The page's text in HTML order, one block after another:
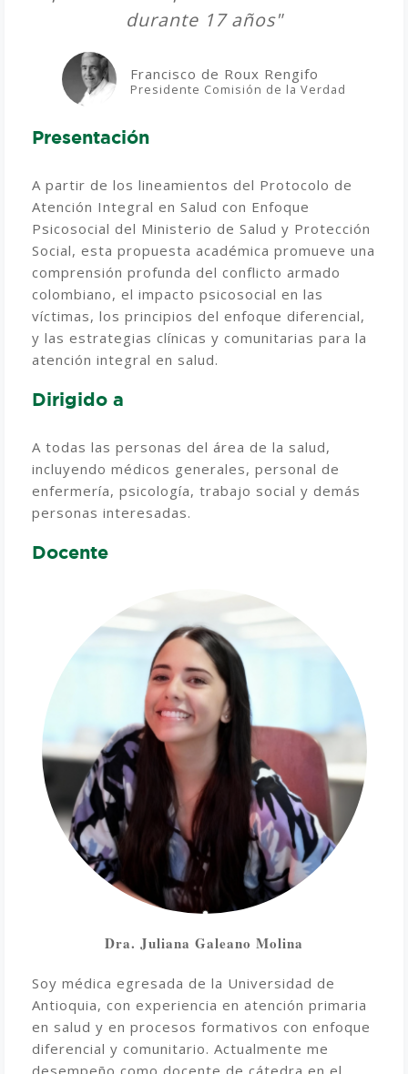
durante 17 años"
Francisco de Roux Rengifo
Presidente Comisión de la Verdad
Presentación
A partir de los lineamientos del Protocolo de
Atención Integral en Salud con Enfoque
Psicosocial del Ministerio de Salud y Protección
Social, esta propuesta académica promueve una
comprensión profunda del conflicto armado
colombiano, el impacto psicosocial en las
víctimas, los principios del enfoque diferencial,
y las estrategias clínicas y comunitarias para la
atención integral en salud.
Dirigido a
A todas las personas del área de la salud,
incluyendo médicos generales, personal de
enfermería, psicología, trabajo social y demás
personas interesadas.
Docente
Dra. Juliana Galeano Molina
Soy médica egresada de la Universidad de
Antioquia, con experiencia en atención primaria
en salud y en procesos formativos con enfoque
diferencial y comunitario. Actualmente me
desempeño como docente de cátedra en el